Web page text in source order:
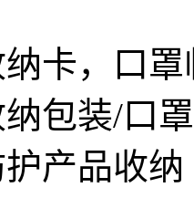
卡，口
包装/口
产品收纳